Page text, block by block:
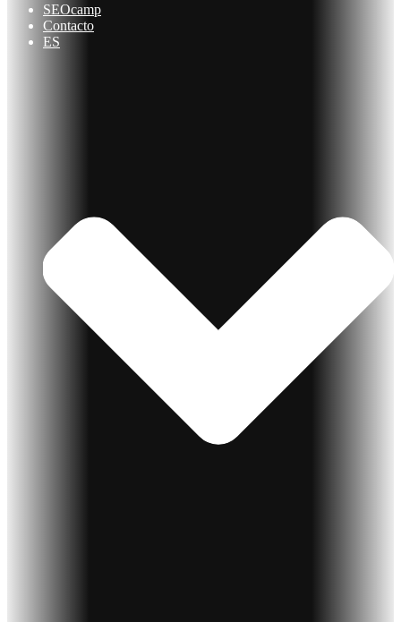
SEOcamp
Contacto
ES